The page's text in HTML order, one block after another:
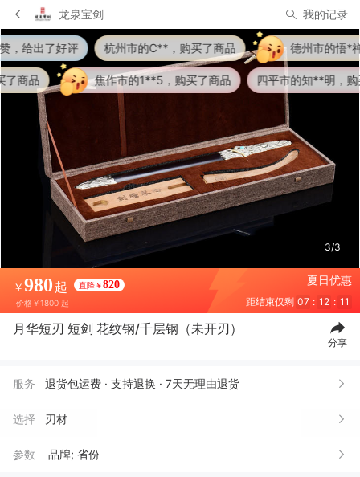
龙泉宝剑 我的记录
的1**5，购买了商品
市的C**，购买了商品
四平市的知**明，购买了商品
德州市的悟*禅，购买了商品
吉林市的
3/3
￥ 980 起 直降￥820
价格￥1800 起
夏日优惠
距结束仅剩 07 : 12 : 09
月华短刃 短剑 花纹钢/千层钢（未开刃）
分享
服务 退货包运费 · 支持退换 · 7天无理由退货
选择 刃材
参数 品牌; 省份